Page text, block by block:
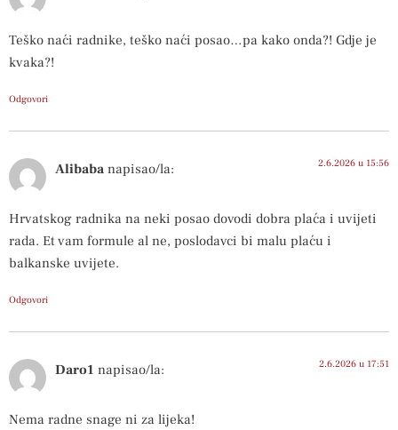
Teško naći radnike, teško naći posao…pa kako onda?! Gdje je
kvaka?!
Odgovori
Alibaba napisao/la: 2.6.2026 u 15:56
Hrvatskog radnika na neki posao dovodi dobra plaća i uvijeti
rada. Et vam formule al ne, poslodavci bi malu plaću i
balkanske uvijete.
Odgovori
Daro1 napisao/la: 2.6.2026 u 17:51
Nema radne snage ni za lijeka!